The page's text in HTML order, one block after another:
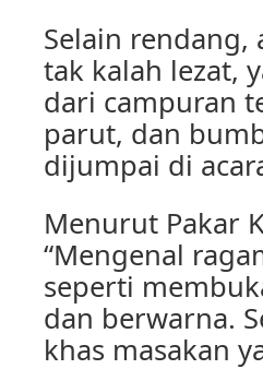
Selain rendang,
tak kalah lezat,
dari campuran
parut, dan
dijumpai di
Menurut Pakar
“Mengenal
seperti
dan berwarna.
khas masakan